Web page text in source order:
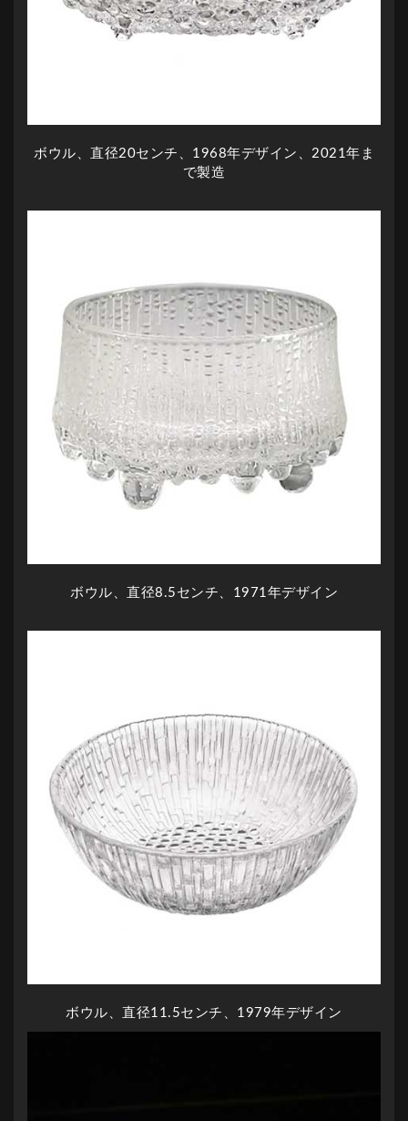
ボウル、直径20センチ、1968年デザイン、2021年ま
で製造
ボウル、直径8.5センチ、1971年デザイン
ボウル、直径11.5センチ、1979年デザイン